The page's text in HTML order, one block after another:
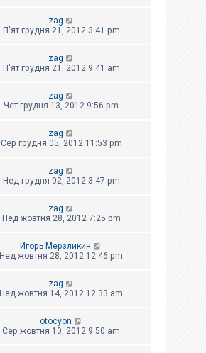
zag
П'ят грудня 21, 2012 3:41 pm
zag
П'ят грудня 21, 2012 9:41 am
zag
Чет грудня 13, 2012 9:56 pm
zag
Сер грудня 05, 2012 11:53 pm
zag
Нед грудня 02, 2012 3:47 pm
zag
Нед жовтня 28, 2012 7:25 pm
Игорь Мерзликин
Нед жовтня 28, 2012 12:46 pm
zag
Нед жовтня 14, 2012 12:33 am
otocyon
Сер жовтня 10, 2012 9:50 am